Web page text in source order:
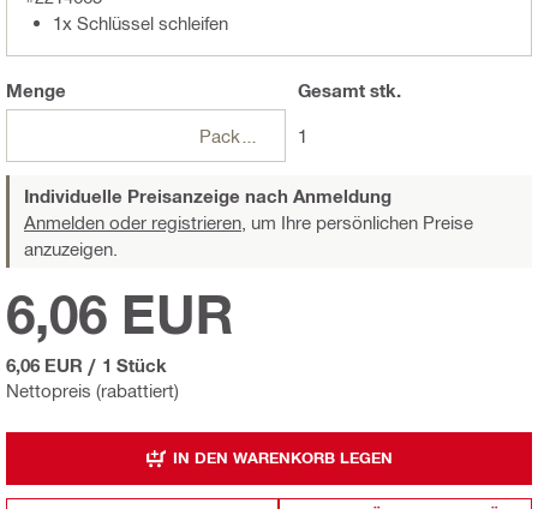
1x Schlüssel schleifen
Menge
Packungen
Gesamtstk.
1
Individuelle Preisanzeige nach Anmeldung
Anmelden oder registrieren, um Ihre persönlichen Preise
anzuzeigen.
Nettopreis (rabattiert)
6,06 EUR
6,06 EUR / 1 Stück
IN DEN WARENKORB LEGEN